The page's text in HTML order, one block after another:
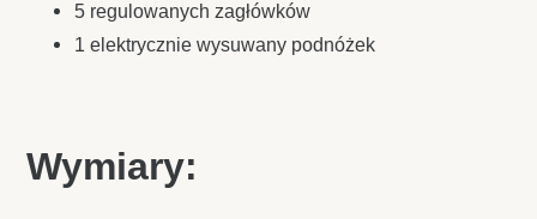
5 regulowanych zagłówków
1 elektrycznie wysuwany podnóżek
Wymiary: